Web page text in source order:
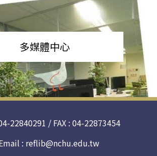
多媒體中心
22840291 / FAX : 04-22873454
: reflib@nchu.edu.tw